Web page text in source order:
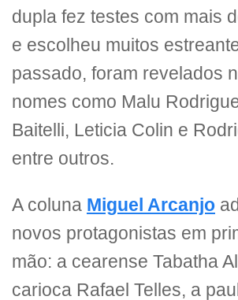
dupla fez testes com mais
e escolheu muitos
passado, foram revelados
nomes como Malu
Baitelli, Leticia Colin e
entre outros.
A coluna Miguel Arcanjo
novos protagonistas em
mão: a cearense Tabatha
carioca Rafael Telles, a